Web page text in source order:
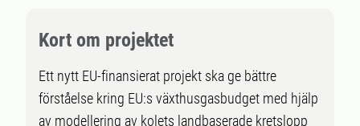
Kort om projektet
Ett nytt EU-finansierat projekt ska ge bättre
förståelse kring EU:s växthusgasbudget med hjälp
av modellering av kolets landbaserade kretslopp